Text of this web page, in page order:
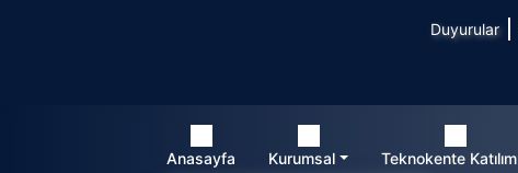
Duyurular
Anasayfa Kurumsal Teknokente Katılım